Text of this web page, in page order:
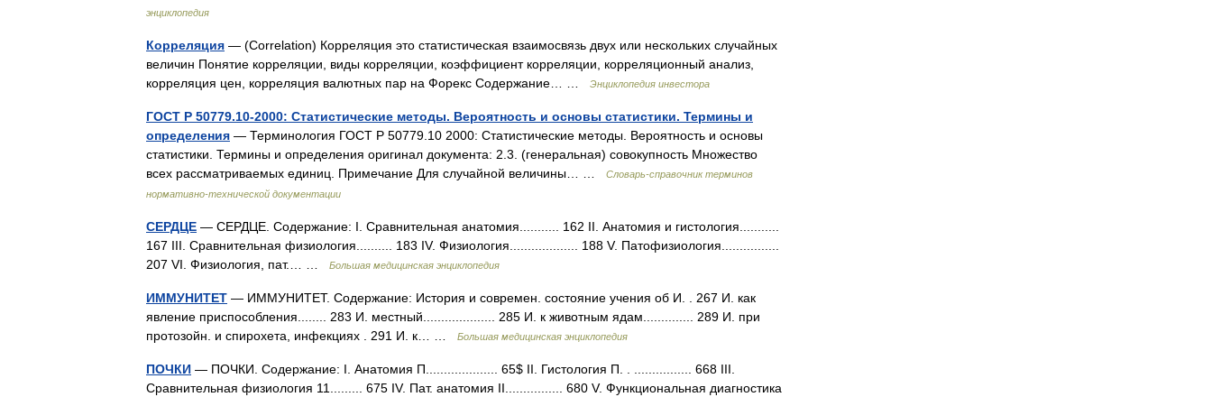
энциклопедия
Корреляция — (Correlation) Корреляция это статистическая взаимосвязь двух или нескольких случайных
величин Понятие корреляции, виды корреляции, коэффициент корреляции, корреляционный анализ,
корреляция цен, корреляция валютных пар на Форекс Содержание… …
Энциклопедия инвестора
ГОСТ Р 50779.10-2000: Статистические методы. Вероятность и основы статистики. Термины и
определения — Терминология ГОСТ Р 50779.10 2000: Статистические методы. Вероятность и основы
статистики. Термины и определения оригинал документа: 2.3. (генеральная) совокупность Множество
всех рассматриваемых единиц. Примечание Для случайной величины… …
Словарь-справочник терминов
нормативно-технической документации
СЕРДЦЕ — СЕРДЦЕ. Содержание: I. Сравнительная анатомия........... 162 II. Анатомия и гистология...........
167 III. Сравнительная физиология.......... 183 IV. Физиология................... 188 V. Патофизиология................
207 VІ. Физиология, пат.… …
Большая медицинская энциклопедия
ИММУНИТЕТ — ИММУНИТЕТ. Содержание: История и современ. состояние учения об И. . 267 И. как
явление приспособления........ 283 И. местный.................... 285 И. к животным ядам.............. 289 И. при
протозойн. и спирохета, инфекциях . 291 И. к… …
Большая медицинская энциклопедия
ПОЧКИ — ПОЧКИ. Содержание: I. Анатомия П.................... 65$ II. Гистология П. . ................ 668 III.
Сравнительная физиология 11......... 675 IV. Пат. анатомия II................ 680 V. Функциональная диагностика